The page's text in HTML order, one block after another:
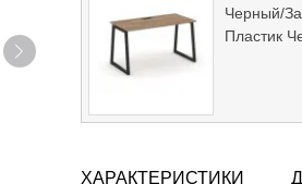
Черный/
Пластик
ХАРАКТЕРИСТИКИ